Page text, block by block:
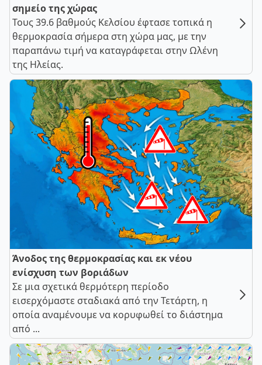
σημείο της χώρας
Τους 39.6 βαθμούς Κελσίου έφτασε τοπικά η
θερμοκρασία σήμερα στη χώρα μας, με την
παραπάνω τιμή να καταγράφεται στην Ωλένη
της Ηλείας.
Άνοδος της θερμοκρασίας και εκ νέου
ενίσχυση των βοριάδων
Σε μια σχετικά θερμότερη περίοδο
εισερχόμαστε σταδιακά από την Τετάρτη, η
οποία αναμένουμε να κορυφωθεί το διάστημα
από ...